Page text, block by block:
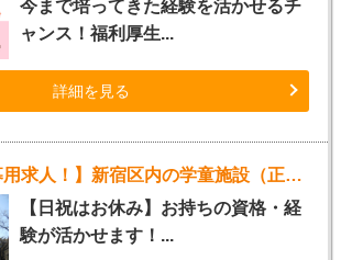
今まで培ってきた経験を活かせるチ
ャンス！福利厚生...
詳細を見る
【ポスター応募用求人！】新宿区内の学童施設（正社員指導員）
【日祝はお休み】お持ちの資格・経
験が活かせます！...